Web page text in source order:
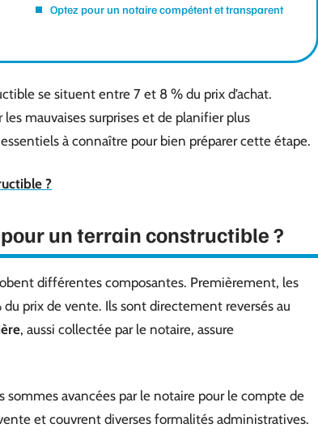
Optez pour un notaire compétent et transparent
se situent entre 7 et 8 % du prix d’achat.
mauvaises surprises et de planifier plus
à connaître pour bien préparer cette étape.
?
un terrain constructible ?
différentes composantes. Premièrement, les
prix de vente. Ils sont directement reversés au
, aussi collectée par le notaire, assure
sommes avancées par le notaire pour le compte de
et couvrent diverses formalités administratives.